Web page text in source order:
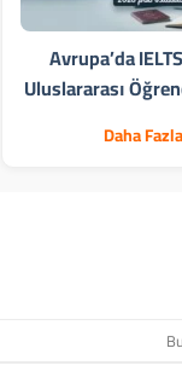
Avrupa’da
Uluslararası
Daha